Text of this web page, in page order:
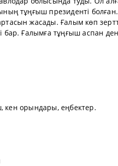
тұңғыш президенті
жасады. Ғалым көп
Ғалымға тұңғыш аспан
кен орындары, еңбектер.